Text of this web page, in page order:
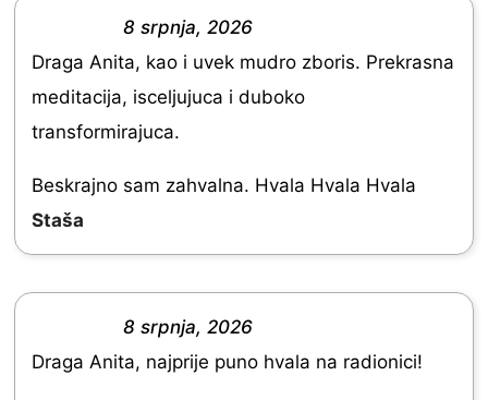
o
u
t
f
5
d
5
.
0
u
8 srpnja, 2026
Draga Anita, kao i uvek mudro zboris. Prekrasna
meditacija, isceljujuca i duboko
transformirajuca.
Beskrajno sam zahvalna. Hvala Hvala Hvala
Staša
8 srpnja, 2026
Draga Anita, najprije puno hvala na radionici!